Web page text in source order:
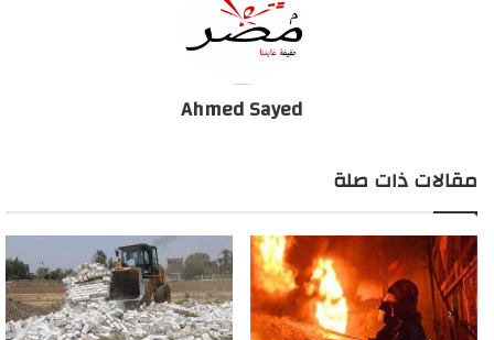
Ahmed Sayed
مقالات ذات صلة